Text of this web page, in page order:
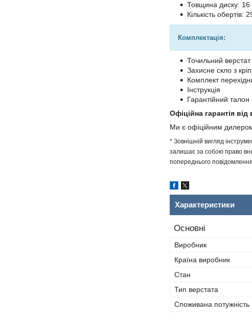
Товщина диску:
Кількість обертів:
Комплектація:
Точильний
Захисне скло з
Комплект
Інструкція
Гарантійний талон
Офіційна гарантія
Ми є офіційним
* Зовнішній вигляд
залишає за собою право
попереднього
Характеристики
Основні
Виробник
Країна виробник
Стан
Тип верстата
Споживана потужність